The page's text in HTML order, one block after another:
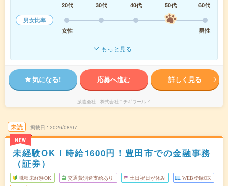
20代
30代 40代 50代
60代
男女比率
女性
男性
もっと見る
気になる! 応募へ進む 詳しく見る
派遣会社 株式会社ニチギワールド
未読
NEW
掲載日 2026/08/07
未経験OK！時給1600円！豊田市での金融事務
（証券）
職種未経験OK 交通費別途支給あり 土日祝日が休み WEB登録OK